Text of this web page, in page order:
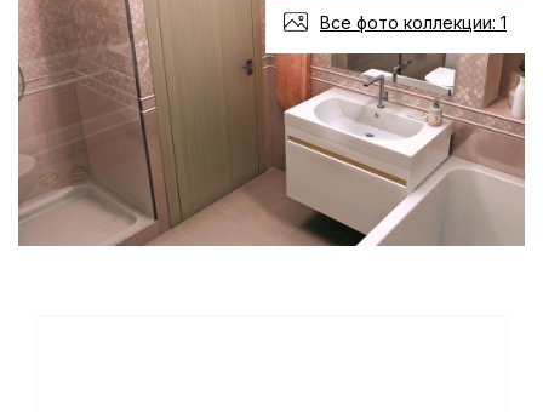
Все фото коллекции: 1